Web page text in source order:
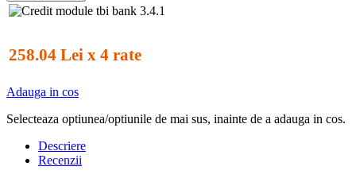
258.04 Lei x 4 rate
Adauga in cos
Selecteaza optiunea/optiunile de mai sus, inainte de a adauga in cos.
Descriere
Recenzii